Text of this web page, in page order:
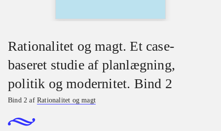
Rationalitet og magt. Et case-
baseret studie af planlægning,
politik og modernitet. Bind 2
Bind 2 afRationalitet og magt